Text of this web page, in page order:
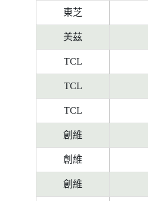
東芝
美茲
TCL
TCL
TCL
創維
創維
創維